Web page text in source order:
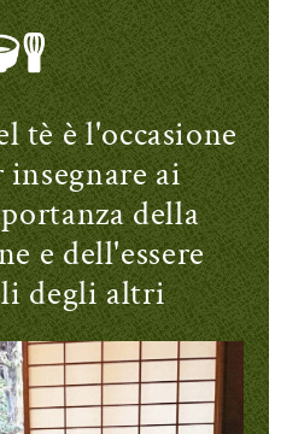
tè è l'occasione
ai
della
e dell'essere
degli altri